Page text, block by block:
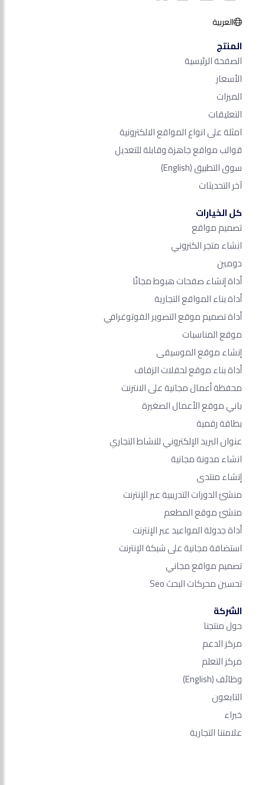
العربية
المنتج
الصفحة الرئيسية
الأسعار
الميزات
التعليقات
امثلة على انواع المواقع الالكترونية
قوالب مواقع جاهزة وقابلة للتعديل
سوق التطبيق(English)
آخر التحديثات
كل الخيارات
تصميم مواقع
انشاء متجر الكتروني
دومين
أداة إنشاء صفحات هبوط مجانًا
أداة بناء المواقع التجارية
أداة تصميم موقع التصوير الفوتوغرافي
موقع المناسبات
إنشاء موقع الموسيقى
أداة بناء موقع لحفلات الزفاف
محفظة أعمال مجانية على الانترنت
باني موقع الأعمال الصغيرة
بطاقة رقمية
عنوان البريد الإلكتروني للنشاط التجاري
انشاء مدونة مجانية
إنشاء منتدى
منشئ الدورات التدريبية عبر الإنترنت
منشئ موقع المطعم
أداة جدولة المواعيد عبر الإنترنت
استضافة مجانية على شبكة الإنترنت
تصميم مواقع مجاني
تحسين محركات البحث Seo​
الشركة
حول منتجنا
مركز الدعم
مركز التعلم
وظائف(English)
التابعون
خبراء
علامتنا التجارية